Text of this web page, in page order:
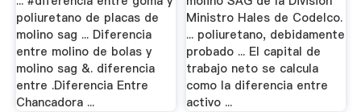
poliuretano de placas de
molino sag ... Diferencia
entre molino de bolas y
molino sag &. diferencia
entre .Diferencia Entre
Chancadora ...
Ministro Hales de Codelco.
... poliuretano, debidamente
probado ... El capital de
trabajo neto se calcula
como la diferencia entre
activo ...